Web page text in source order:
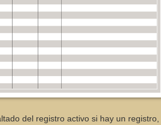
del registro activo si hay un registro,